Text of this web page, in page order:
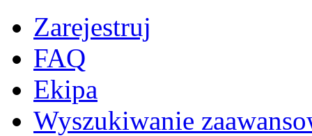
Zarejestruj
FAQ
Ekipa
Wyszukiwanie